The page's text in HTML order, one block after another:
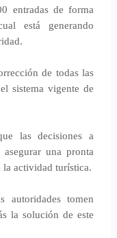
entradas de forma
está generando
de todas las
sistema vigente de
las decisiones a
una pronta
actividad turística.
autoridades tomen
la solución de este